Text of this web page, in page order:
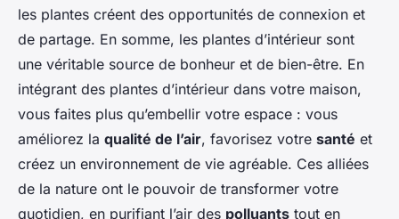
les plantes créent des opportunités de connexion et
de partage. En somme, les plantes d’intérieur sont
une véritable source de bonheur et de bien-être. En
intégrant des plantes d’intérieur dans votre maison,
vous faites plus qu’embellir votre espace : vous
améliorez la qualité de l’air, favorisez votre santé et
créez un environnement de vie agréable. Ces alliées
de la nature ont le pouvoir de transformer votre
quotidien, en purifiant l’air des polluants tout en